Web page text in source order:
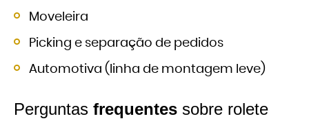
Moveleira
Picking e separação de pedidos
Automotiva (linha de montagem leve)
Perguntas frequentes sobre rolete